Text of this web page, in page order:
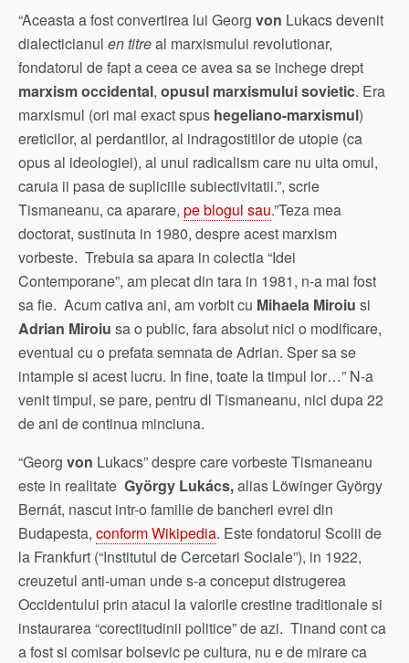
“Aceasta a fost convertirea lui Georg von Lukacs devenit
dialecticianul en titreal marxismului revolutionar,
fondatorul de fapt a ceea ce avea sa se inchege drept
marxism occidental, opusul marxismului sovietic. Era
marxismul (ori mai exact spus hegeliano-marxismul)
ereticilor, al perdantilor, al indragostitilor de utopie (ca
opus al ideologiei), al unui radicalism care nu uita omul,
caruia ii pasa de supliciile subiectivitatii.”, scrie
Tismaneanu, ca aparare, pe blogul sau.”Teza mea
doctorat, sustinuta in 1980, despre acest marxism
vorbeste. Trebuia sa apara in colectia “Idei
Contemporane”, am plecat din tara in 1981, n-a mai fost
sa fie. Acum cativa ani, am vorbit cu Mihaela Miroiu si
Adrian Miroiu sa o public, fara absolut nici o modificare,
eventual cu o prefata semnata de Adrian. Sper sa se
intample si acest lucru. In fine, toate la timpul lor…” N-a
venit timpul, se pare, pentru dl Tismaneanu, nici dupa 22
de ani de continua minciuna.
“Georg von Lukacs” despre care vorbeste Tismaneanu
este in realitate György Lukács,alias Löwinger György
Bernát, nascut intr-o familie de bancheri evrei din
Budapesta, conform Wikipedia. Este fondatorul Scolii de
la Frankfurt (“Institutul de Cercetari Sociale”), in 1922,
creuzetul anti-uman unde s-a conceput distrugerea
Occidentului prin atacul la valorile crestine traditionale si
instaurarea “corectitudinii politice” de azi. Tinand cont ca
a fost si comisar bolsevic pe cultura, nu e de mirare ca